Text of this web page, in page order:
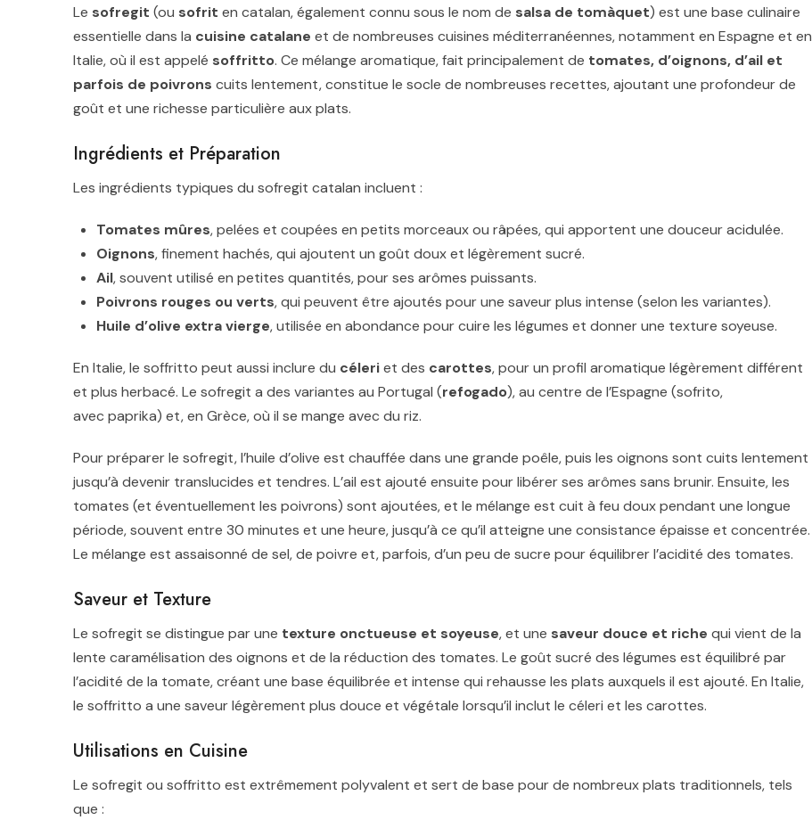
Le sofregit (ou sofrit en catalan, également connu sous le nom de salsa de tomàquet) est une base culinaire
essentielle dans la cuisine catalane et de nombreuses cuisines méditerranéennes, notamment en Espagne et en
Italie, où il est appelé soffritto. Ce mélange aromatique, fait principalement de tomates, d’oignons, d’ail et
parfois de poivrons cuits lentement, constitue le socle de nombreuses recettes, ajoutant une profondeur de
goût et une richesse particulière aux plats.
Ingrédients et Préparation
Les ingrédients typiques du sofregit catalan incluent :
Tomates mûres, pelées et coupées en petits morceaux ou râpées, qui apportent une douceur acidulée.
Oignons, finement hachés, qui ajoutent un goût doux et légèrement sucré.
Ail, souvent utilisé en petites quantités, pour ses arômes puissants.
Poivrons rouges ou verts, qui peuvent être ajoutés pour une saveur plus intense (selon les variantes).
Huile d’olive extra vierge, utilisée en abondance pour cuire les légumes et donner une texture soyeuse.
En Italie, le soffritto peut aussi inclure du céleriet des carottes, pour un profil aromatique légèrement différent
et plus herbacé. Le sofregit a des variantes au Portugal (refogado), au centre de l’Espagne (sofrito,
avec paprika) et, en Grèce, où il se mange avec du riz.
Pour préparer le sofregit, l’huile d’olive est chauffée dans une grande poêle, puis les oignons sont cuits lentement
jusqu’à devenir translucides et tendres. L’ail est ajouté ensuite pour libérer ses arômes sans brunir. Ensuite, les
tomates (et éventuellement les poivrons) sont ajoutées, et le mélange est cuit à feu doux pendant une longue
période, souvent entre 30 minutes et une heure, jusqu’à ce qu’il atteigne une consistance épaisse et concentrée.
Le mélange est assaisonné de sel, de poivre et, parfois, d’un peu de sucre pour équilibrer l’acidité des tomates.
Saveur et Texture
Le sofregit se distingue par une texture onctueuse et soyeuse, et une saveur douce et riche qui vient de la
lente caramélisation des oignons et de la réduction des tomates. Le goût sucré des légumes est équilibré par
l’acidité de la tomate, créant une base équilibrée et intense qui rehausse les plats auxquels il est ajouté. En Italie,
le soffritto a une saveur légèrement plus douce et végétale lorsqu’il inclut le céleri et les carottes.
Utilisations en Cuisine
Le sofregit ou soffritto est extrêmement polyvalent et sert de base pour de nombreux plats traditionnels, tels
que :